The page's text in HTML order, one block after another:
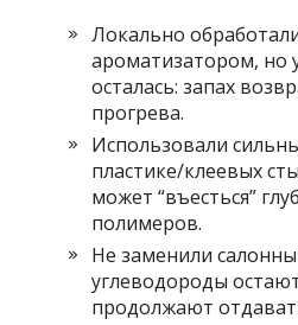
Локально
ароматизатором, но
осталась: запах
прогрева.
Использовали
пластике/клеевых
может “въесться”
полимеров.
Не заменили
углеводороды
продолжают